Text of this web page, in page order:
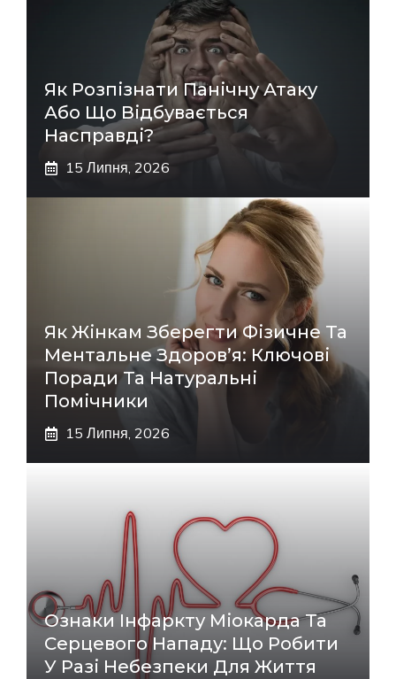
Як Розпізнати Панічну Атаку
Або Що Відбувається
Насправді?
15 Липня, 2026
Як Жінкам Зберегти Фізичне Та
Ментальне Здоров’я: Ключові
Поради Та Натуральні
Помічники
15 Липня, 2026
Ознаки Інфаркту Міокарда Та
Серцевого Нападу: Що Робити
У Разі Небезпеки Для Життя